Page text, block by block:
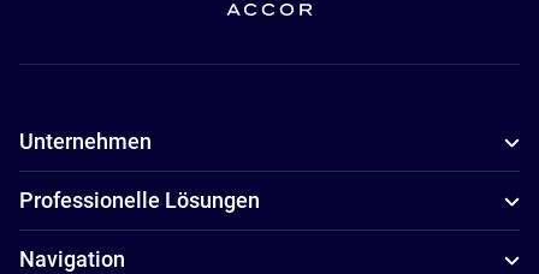
Unternehmen
Professionelle Lösungen
Navigation